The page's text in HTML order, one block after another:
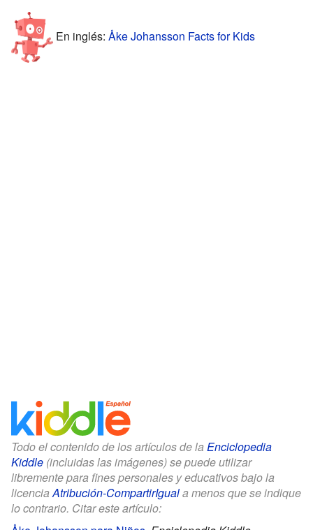
En inglés: Åke Johansson Facts for Kids
Todo el contenido de los artículos de la Enciclopedia
Kiddle (incluidas las imágenes) se puede utilizar
libremente para fines personales y educativos bajo la
licenciaAtribución-CompartirIguala menos que se indique
lo contrario. Citar este artículo: